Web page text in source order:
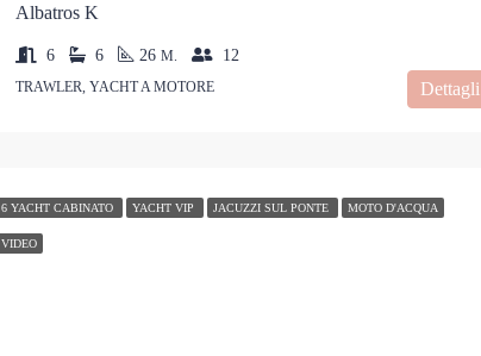
Albatros K
6 6 26 M. 12
TRAWLER, YACHT A MOTORE Dettagli
6 YACHT CABINATO YACHT VIP JACUZZI SUL PONTE MOTO D'ACQUA
VIDEO